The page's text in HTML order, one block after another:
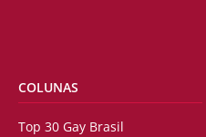
COLUNAS
Top 30 Gay Brasil